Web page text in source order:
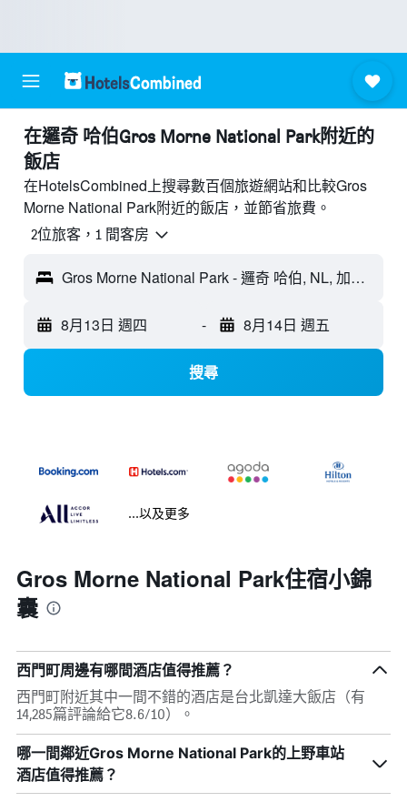
​在邏奇 哈伯Gros Morne National Park附近​的
飯店
在HotelsCombined上搜尋數百個旅遊網站和比較Gros
Morne National Park附近的飯店，並節省旅費。
2位旅客，1 間客房
Gros Morne National Park - 邏奇 哈伯, NL, 加拿大
8月13日 週四 - 8月14日 週五
搜尋
...以及更多
Gros Morne National Park住宿小錦
囊
西門町周邊有哪間酒店值得推薦？
西門町附近其中一間不錯的酒店是台北凱達大飯店（有
14,285篇評論給它8.6/10）。
哪一間鄰近Gros Morne National Park的上野車站
酒店值得推薦？